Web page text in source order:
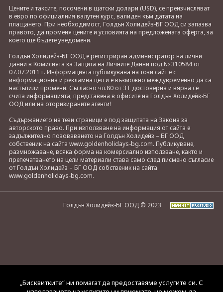
Цените и таксите, посочени в щатски долари (USD), се преизчисляват
в евро по официалния валутен курс, валиден към датата на
плащането. При необходимост, Голдън Холидейз-БГ ООД си запазва
правото, да променя цените и условията на предложената оферта, за
което ще бъдете уведомени.
Голдън Холидейз-БГ ООД е регистриран администратор на лични
данни в Комисията за Защита на Личните Данни под № 310584 от
07.07.2011 г. Информацията публикувана на този сайт е с
информационна и рекламна цел и е възможно междувременно да са
настъпили промени. Съгласно чл.80 от ЗТ достоверна и вярна се
счита информацията, представена в офисите на Голдън Холидейз-БГ
ООД или на оторизираните агенти!
Съдържанието на тези страници е под защитата на Закона за
авторското право. При използване на информация от сайта е
задължително позоваването на Голдън Холидейз – БГ ООД
собственик на сайта www.goldenholidays-bg.com. Публикуване,
размножаване, всяка форма на комерсиално използване, както и
препечатването на цели материали става само след писмено съгласие
от Голдън Холидейз – БГ ООД собственик на сайта
www.goldenholidays-bg.com.
Голдън Холидейз-БГ ООД © 2023
„Бисквитките“ ни помагат да предоставяме услугите си. С